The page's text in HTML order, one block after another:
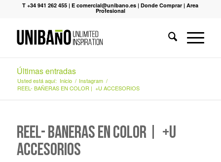
T +34 941 262 455 |E comercial@unibano.es |Donde Comprar |Area
Profesional
Últimas entradas
Usted está aquí: Inicio / Instagram /
REEL- BAÑERAS EN COLOR | +U ACCESORIOS
REEL- BAÑERAS EN COLOR | +U
ACCESORIOS